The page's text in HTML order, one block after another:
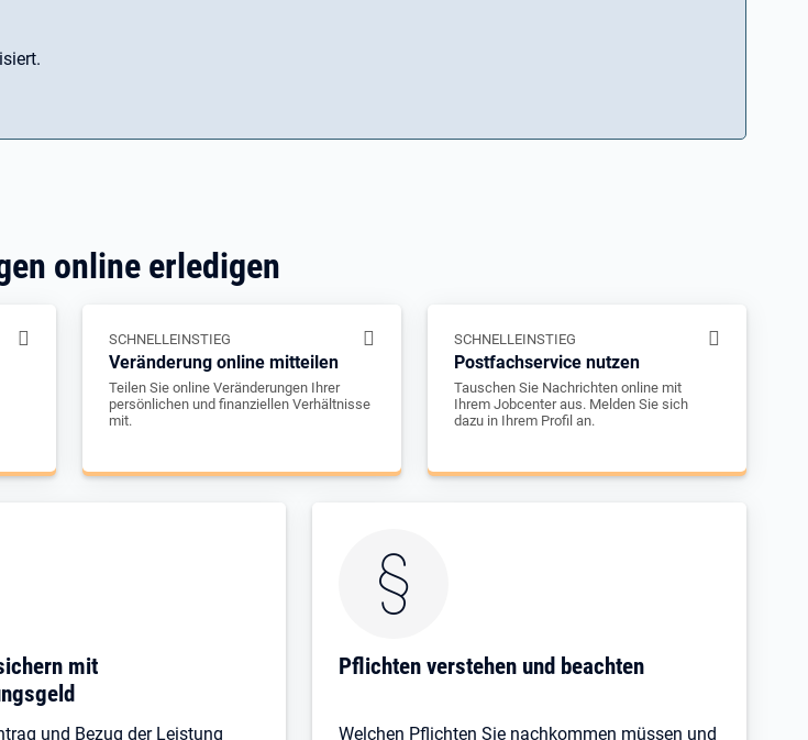
online erledigen
SCHNELLEINSTIEG
Veränderung online mitteilen
Teilen Sie online Veränderungen Ihrer
persönlichen und finanziellen Verhältnisse
mit.
SCHNELLEINSTIEG
Postfachservice nutzen
Tauschen Sie Nachrichten online mit
Ihrem Jobcenter aus. Melden Sie sich
dazu in Ihrem Profil an.
mit
und Bezug der Leistung
Pflichten verstehen und beachten
Welchen Pflichten Sie nachkommen müssen und